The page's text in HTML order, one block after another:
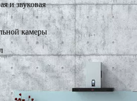
и звуковая
камеры